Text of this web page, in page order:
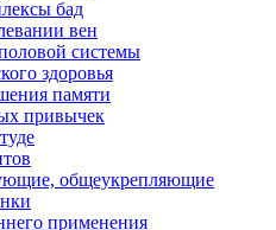
бад
вен
системы
здоровья
памяти
привычек
общеукрепляющие
применения